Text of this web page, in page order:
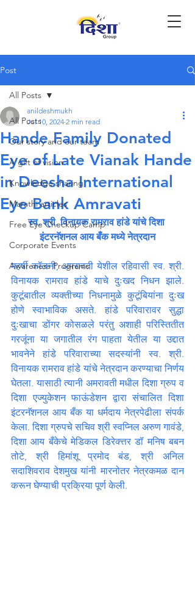
Post
All Posts
Our story and our team
A gift of vision
Knowledge sharing
Marathi articles
Free Eye Checkup Camp
Corporate Events
Awareness Programs
All Posts
Hande Family Donated
Eye of Late Vianak Hande
in Deesha International
Eye Bank Amravati
anildeshmukh
Jul 10, 2024 2 min read
स्व. श्री. विनायक रामराव हांडे यांचे दिशा
इंटरनॅशनल आय बँक मध्ये नेत्रदान
महर्षी कॉलनी, अमरावती येशील रहिवासी स्व. श्री.
विनायक रामराव हांडे याचे दुःखद निधन झाले.
कुटूंबातील व्यक्तीच्या निधनामुळे कुटूंबियांना दुःख
होणे स्वाभाविक असते. हांडे परिवारावर सुद्धा
दुःखाचा डोंगर कोसळले परंतु अशाही परिस्तितीत
गरजूंना या जगातील रंग पाहता येतील या उद्दात
भावनेने हांडे परिवाराच्या सदस्यांनी स्व. श्री.
विनायक रामराव हांडे यांचे नेत्रदान करण्याचा निर्णय
घेतला. यासाठी त्यानी अमरावती मधील दिशा ग्रुप व
दिशा एज्युकेशन फाऊंडेशन द्वारा संचालित दिशा
इंटरनॅशनल आय बँक या धर्मदाय नेत्रपेढीला संपर्क
केला. दिशा ग्रुपचे सचिव श्री स्वप्निल अरुण गावंडे,
दिशा आय बँकेचे मेडिकल डिरेक्त्तर डॉ मनिष बबन
तोटे, श्री हिमांशू प्रमोद बंड, श्री अनिल
सदाशिवराव देशमुख यांनी मारनोतर नेत्रकमळ दान
करून घेण्याची प्रक्रिया पूर्ण केली.